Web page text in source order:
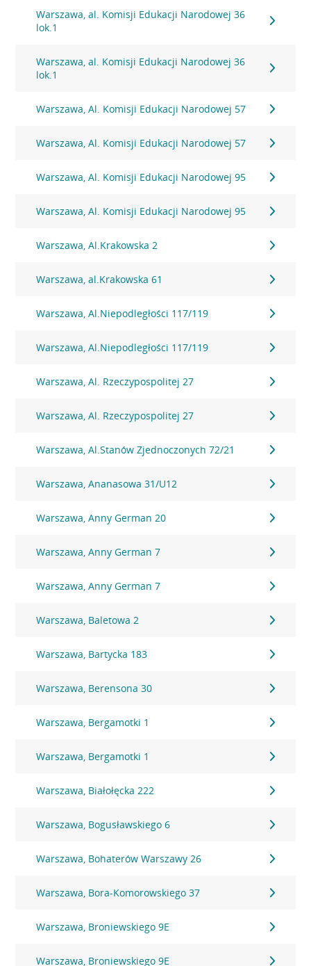
Warszawa, al. Komisji Edukacji Narodowej 36
lok.1
Warszawa, al. Komisji Edukacji Narodowej 36
lok.1
Warszawa, Al. Komisji Edukacji Narodowej 57
Warszawa, Al. Komisji Edukacji Narodowej 57
Warszawa, Al. Komisji Edukacji Narodowej 95
Warszawa, Al. Komisji Edukacji Narodowej 95
Warszawa, Al.Krakowska 2
Warszawa, al.Krakowska 61
Warszawa, Al.Niepodległości 117/119
Warszawa, Al.Niepodległości 117/119
Warszawa, Al. Rzeczypospolitej 27
Warszawa, Al. Rzeczypospolitej 27
Warszawa, Al.Stanów Zjednoczonych 72/21
Warszawa, Ananasowa 31/U12
Warszawa, Anny German 20
Warszawa, Anny German 7
Warszawa, Anny German 7
Warszawa, Baletowa 2
Warszawa, Bartycka 183
Warszawa, Berensona 30
Warszawa, Bergamotki 1
Warszawa, Bergamotki 1
Warszawa, Białołęcka 222
Warszawa, Bogusławskiego 6
Warszawa, Bohaterów Warszawy 26
Warszawa, Bora-Komorowskiego 37
Warszawa, Broniewskiego 9E
Warszawa, Broniewskiego 9E